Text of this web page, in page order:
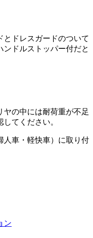
とドレスガードのついて
ドルストッパー付だと
ヤの中には耐荷重が不足
てください。
ン